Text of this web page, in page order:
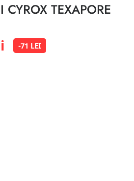
CYROX TEXAPORE
-71 LEI